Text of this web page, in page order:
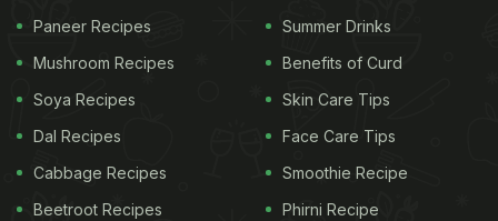
Paneer Recipes
Mushroom Recipes
Soya Recipes
Dal Recipes
Cabbage Recipes
Beetroot Recipes
Summer Drinks
Benefits of Curd
Skin Care Tips
Face Care Tips
Smoothie Recipe
Phirni Recipe